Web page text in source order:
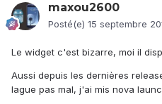
maxou2600
Posté(e) 15 septembre
Le widget c'est bizarre, moi il
Aussi depuis les dernières
lague pas mal, j'ai mis nova